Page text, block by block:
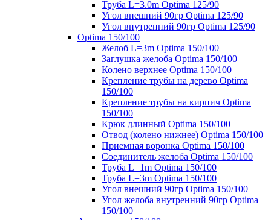
Труба L=3.0m Optima 125/90
Угол внешний 90гр Optima 125/90
Угол внутренний 90гр Optima 125/90
Optima 150/100
Желоб L=3m Optima 150/100
Заглушка желоба Optima 150/100
Колено верхнее Optima 150/100
Крепление трубы на дерево Optima
150/100
Крепление трубы на кирпич Optima
150/100
Крюк длинный Optima 150/100
Отвод (колено нижнее) Optima 150/100
Приемная воронка Optima 150/100
Соединитель желоба Optima 150/100
Труба L=1m Optima 150/100
Труба L=3m Optima 150/100
Угол внешний 90гр Optima 150/100
Угол желоба внутренний 90гр Optima
150/100